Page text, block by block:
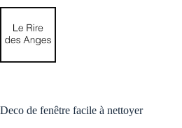
Passer
contenu
Deco de fenêtre facile à nettoyer